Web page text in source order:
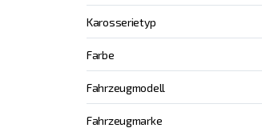
Karosserietyp
Farbe
Fahrzeugmodell
Fahrzeugmarke